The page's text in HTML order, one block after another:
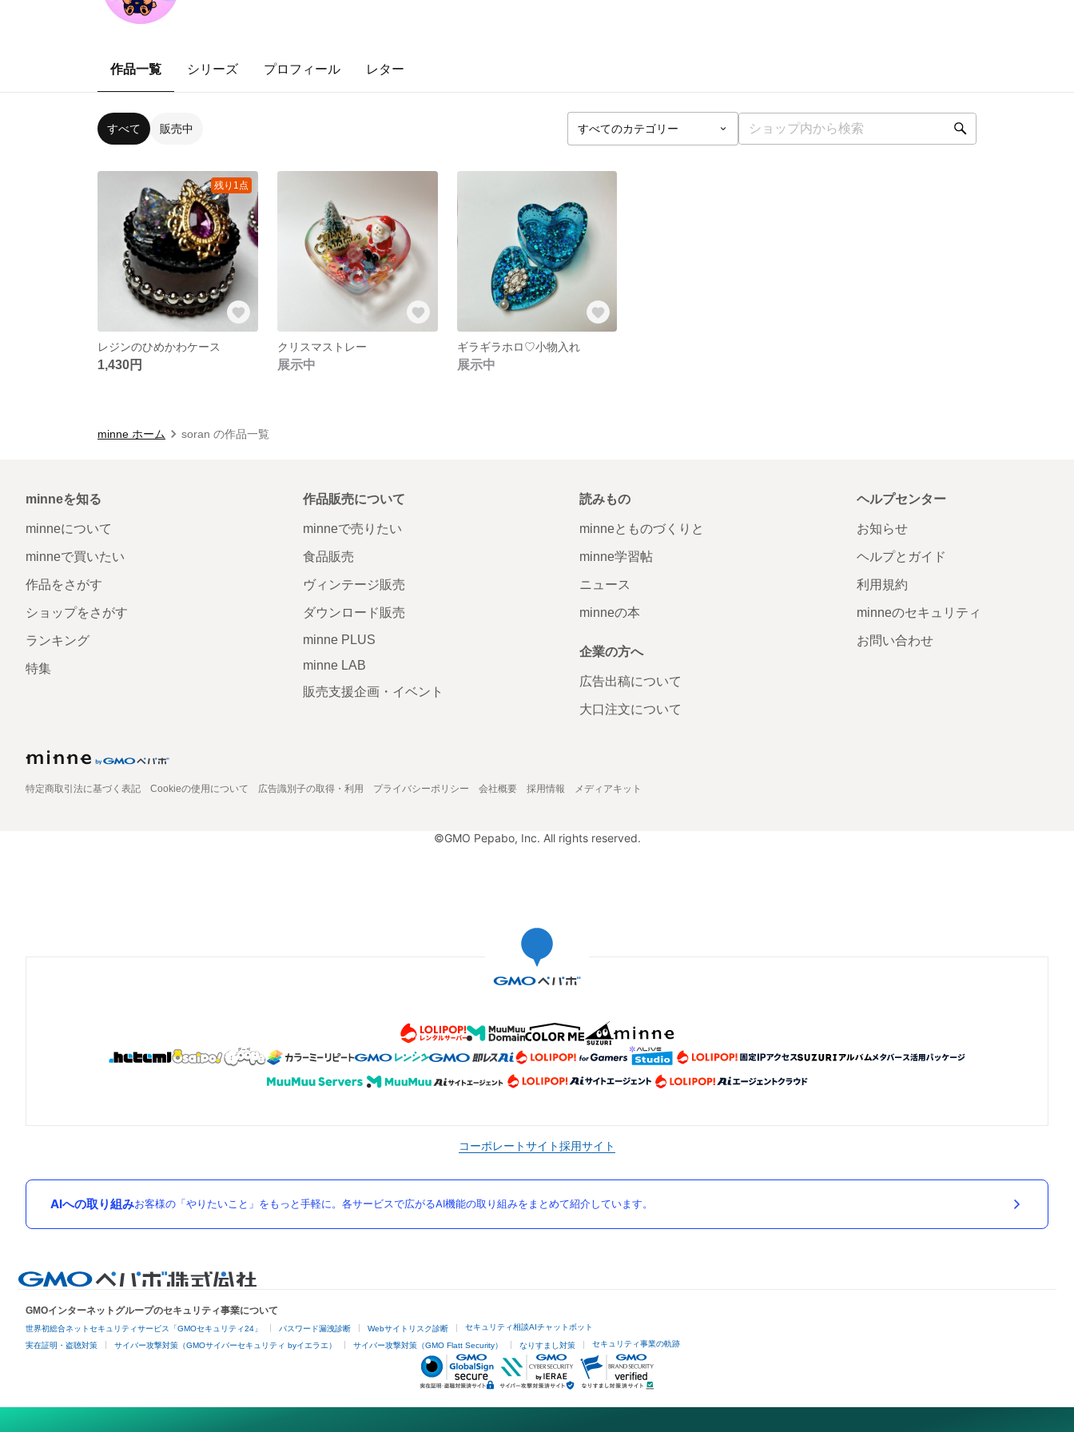
作品一覧 シリーズ プロフィール レター
すべて 販売中
残り1点
レジンのひめかわケース
1,430円
クリスマストレー
展示中
ギラギラホロ♡小物入れ
展示中
minne ホーム soran の作品一覧
minneを知る
minneについて
minneで買いたい
作品をさがす
ショップをさがす
ランキング
特集
作品販売について
minneで売りたい
食品販売
ヴィンテージ販売
ダウンロード販売
minne PLUS
minne LAB
販売支援企画・イベント
読みもの
minneとものづくりと
minne学習帖
ニュース
minneの本
企業の方へ
広告出稿について
大口注文について
ヘルプセンター
お知らせ
ヘルプとガイド
利用規約
minneのセキュリティ
お問い合わせ
特定商取引法に基づく表記 Cookieの使用について 広告識別子の取得・利用 プライバシーポリシー 会社概要 採用情報 メディアキット
©GMO Pepabo, Inc. All rights reserved.
コーポレートサイト採用サイト
AIへの取り組みお客様の「やりたいこと」をもっと手軽に。各サービスで広がるAI機能の取り組みをまとめて紹介しています。
GMOインターネットグループのセキュリティ事業について
世界初総合ネットセキュリティサービス「GMOセキュリティ24」 パスワード漏洩診断 Webサイトリスク診断 セキュリティ相談AIチャットボット
実在証明・盗聴対策 サイバー攻撃対策（GMOサイバーセキュリティ byイエラエ） サイバー攻撃対策（GMO Flatt Security） なりすまし対策 セキュリティ事業の軌跡